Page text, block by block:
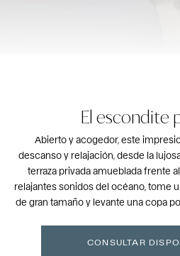
El escondite
Abierto y acogedor, este
descanso y relajación, desde la
terraza privada amueblada frente
relajantes sonidos del océano, tome
de gran tamaño y levante una copa
CONSULTAR